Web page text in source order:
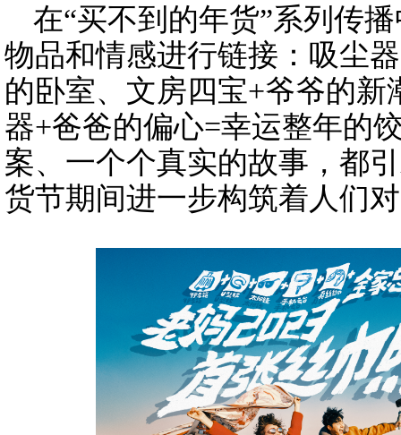
在“买不到的年货”系列传
物品和情感进行链接：吸尘
的卧室、文房四宝+爷爷的
器+爸爸的偏心=幸运整年
案、一个个真实的故事，都
货节期间进一步构筑着人们